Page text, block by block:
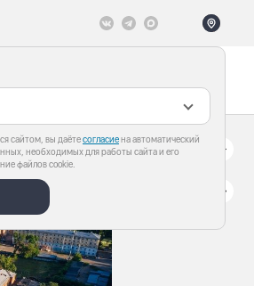
сайтом, вы даётесогласиена автоматический
необходимых для работы сайта и его
файлов cookie.